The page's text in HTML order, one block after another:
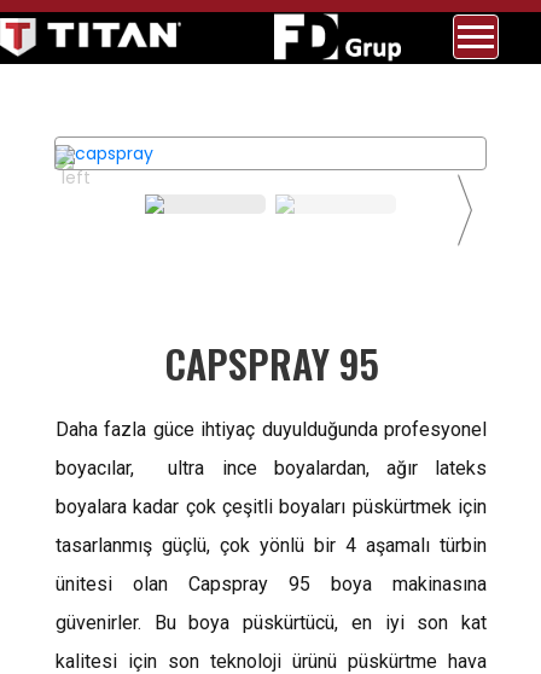
CAPSPRAY 95
Daha fazla güce ihtiyaç duyulduğunda profesyonel
boyacılar, ultra ince boyalardan, ağır lateks
boyalara kadar çok çeşitli boyaları püskürtmek için
tasarlanmış güçlü, çok yönlü bir 4 aşamalı türbin
ünitesi olan Capspray 95 boya makinasına
güvenirler. Bu boya püskürtücü, en iyi son kat
kalitesi için son teknoloji ürünü püskürtme hava